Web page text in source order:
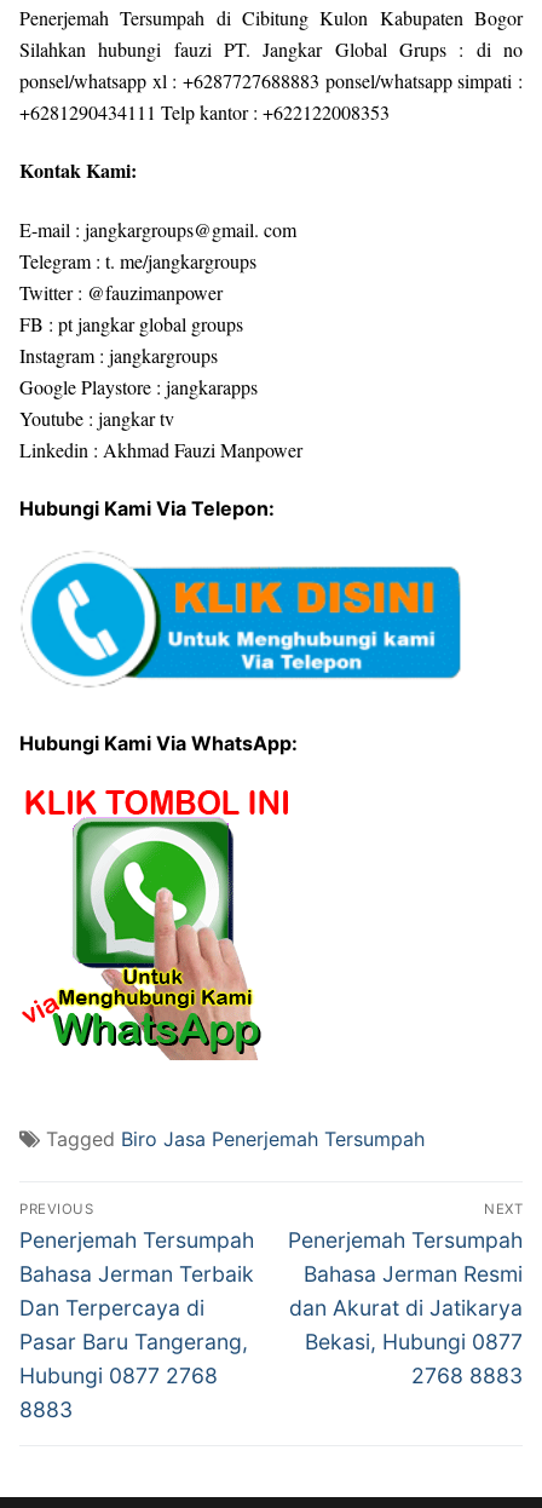
Penerjemah Tersumpah di Cibitung Kulon Kabupaten Bogor
Silahkan hubungi fauzi PT. Jangkar Global Grups : di no
ponsel/whatsapp xl : +6287727688883 ponsel/whatsapp simpati :
+6281290434111 Telp kantor : +622122008353
Kontak Kami:
E-mail : jangkargroups@gmail. com
Telegram : t. me/jangkargroups
Twitter : @fauzimanpower
FB : pt jangkar global groups
Instagram : jangkargroups
Google Playstore : jangkarapps
Youtube : jangkar tv
Linkedin : Akhmad Fauzi Manpower
Hubungi Kami Via Telepon:
Hubungi Kami Via WhatsApp:
Tagged Biro Jasa Penerjemah Tersumpah
Post
navigation
PREVIOUS
Previous
post:
Penerjemah Tersumpah
Bahasa Jerman Terbaik
Dan Terpercaya di
Pasar Baru Tangerang,
Hubungi 0877 2768
8883
NEXT
Next
post:
Penerjemah Tersumpah
Bahasa Jerman Resmi
dan Akurat di Jatikarya
Bekasi, Hubungi 0877
2768 8883